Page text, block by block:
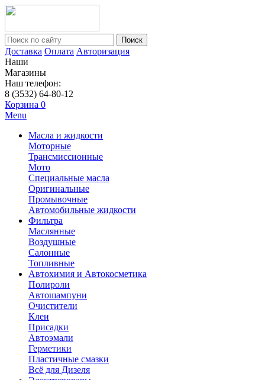
Поиск
Доставка Оплата Авторизация
Наши
Магазины
Наш телефон:
8 (3532) 64-80-12
Корзина 0
Menu
Масла и жидкости
Моторные
Трансмиссионные
Мото
Специальные масла
Оригинальные
Промывочные
Автомобильные жидкости
Фильтра
Маслянные
Воздушные
Салонные
Топливные
Автохимия и Автокосметика
Полироли
Автошампуни
Очистители
Клеи
Присадки
Автоэмали
Герметики
Пластичные смазки
Всё для Дизеля